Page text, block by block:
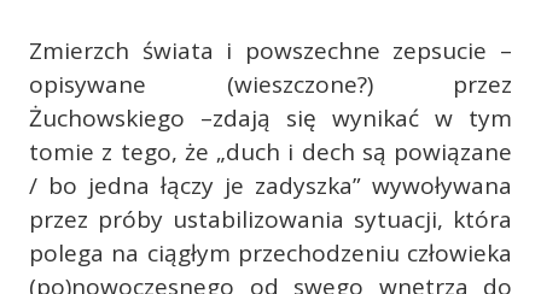
Zmierzch świata i powszechne zepsucie –
opisywane (wieszczone?) przez
Żuchowskiego –zdają się wynikać w tym
tomie z tego, że „duch i dech są powiązane
/ bo jedna łączy je zadyszka” wywoływana
przez próby ustabilizowania sytuacji, która
polega na ciągłym przechodzeniu człowieka
(po)nowoczesnego od swego wnętrza do